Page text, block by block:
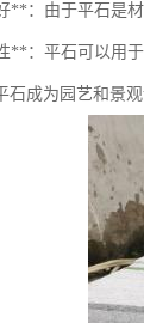
**：由于平石是
**：平石可以用
石成为园艺和景观